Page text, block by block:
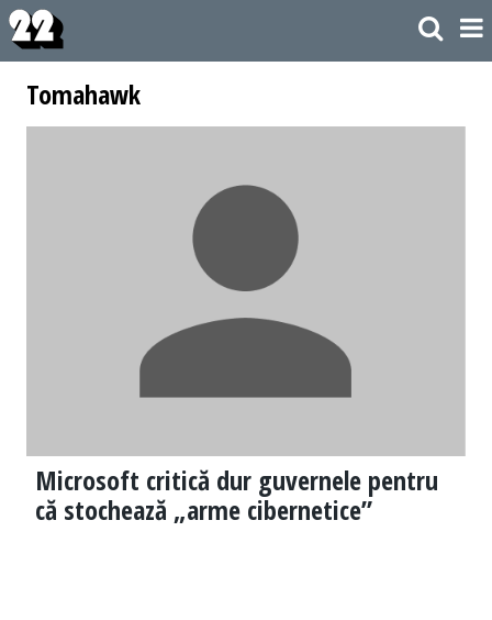
Tomahawk
Microsoft critică dur guvernele pentru
că stochează „arme cibernetice”